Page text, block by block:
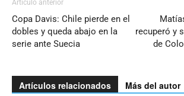
Artículo anterior
Copa Davis: Chile pierde en el
dobles y queda abajo en la
serie ante Suecia
recuperó y
de
Artículos relacionados Más del autor